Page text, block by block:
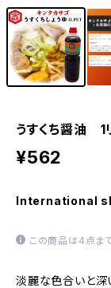
うすくち醤油 1
¥562
International
この商品は4点ま
淡麗な色合いと深